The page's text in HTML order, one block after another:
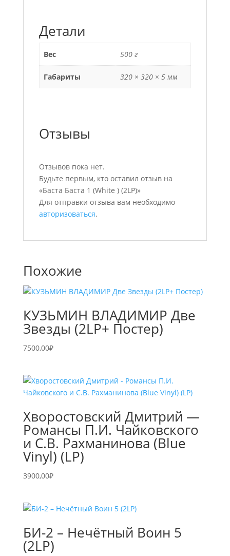
Детали
Вес 500 г
Габариты 320 × 320 × 5 мм
Отзывы
Отзывов пока нет.
Будьте первым, кто оставил отзыв на
«Баста Баста 1 (White ) (2LP)»
Для отправки отзыва вам необходимо
авторизоваться.
Похожие
КУЗЬМИН ВЛАДИМИР Две
Звезды (2LP+ Постер)
7500,00₽
Хворостовский Дмитрий —
Романсы П.И. Чайковского
и С.В. Рахманинова (Blue
Vinyl) (LP)
3900,00₽
БИ-2 – Нечётный Воин 5
(2LP)